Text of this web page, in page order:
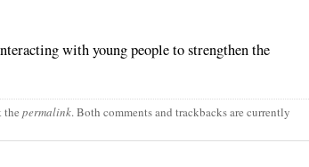
with young people to strengthen the
the permalink. Both comments and trackbacks are currently